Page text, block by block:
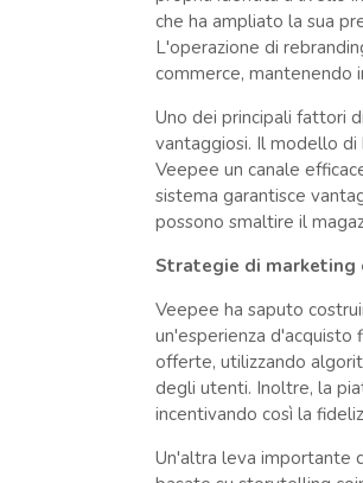
che ha ampliato la sua
L'operazione di
commerce,
Uno dei principali fattori
vantaggiosi. Il modello di
Veepee un canale
sistema garantisce
possono smaltire il
Strategie di marketing
Veepee ha saputo
un'esperienza
offerte, utilizzando
degli utenti. Inoltre, la
incentivando così la
Un'altra leva importante